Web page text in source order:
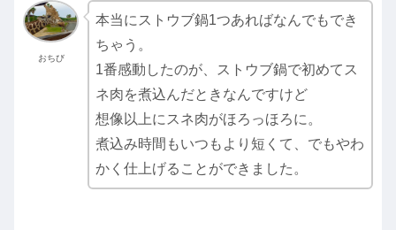
おちび
本当にストウブ鍋1つあればなんでもでき
ちゃう。
1番感動したのが、ストウブ鍋で初めてス
ネ肉を煮込んだときなんですけど
想像以上にスネ肉がほろっほろに。
煮込み時間もいつもより短くて、でもやわ
かく仕上げることができました。